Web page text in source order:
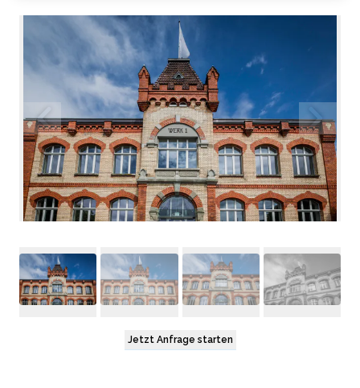
Jetzt Anfrage starten